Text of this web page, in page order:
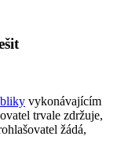
vykonávajícím
trvale zdržuje,
žádá,